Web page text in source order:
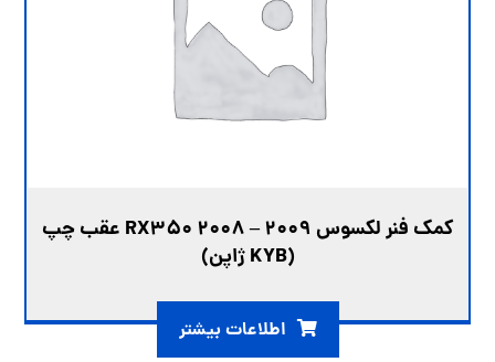
کمک فنر لکسوس RX350 2008 – 2009 عقب چپ
(KYB ژاپن)
اطلاعات بیشتر